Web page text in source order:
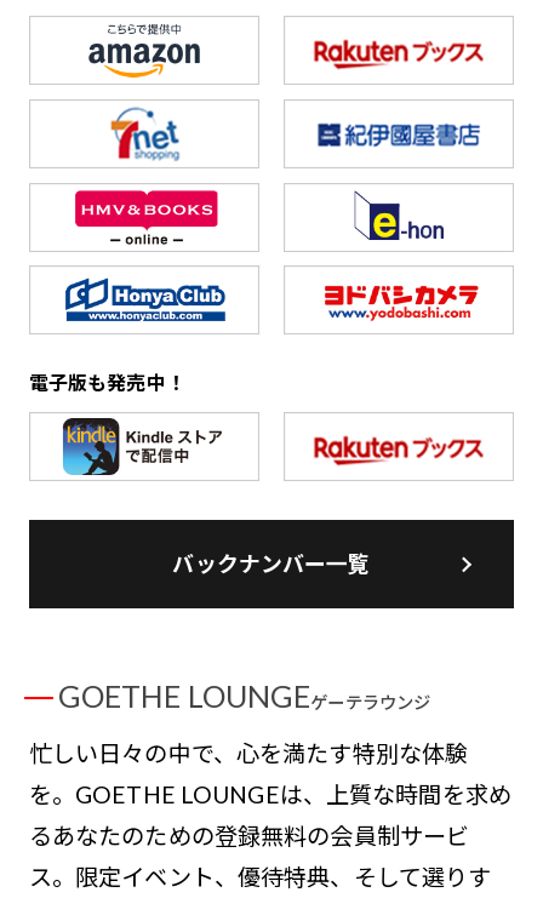
電子版も発売中！
バックナンバー一覧
GOETHE LOUNGEゲーテラウンジ
忙しい日々の中で、心を満たす特別な体験
を。GOETHE LOUNGEは、上質な時間を求め
るあなたのための登録無料の会員制サービ
ス。限定イベント、優待特典、そして選りす